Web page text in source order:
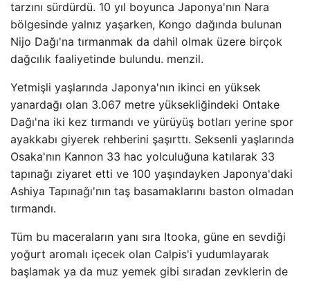
tarzını sürdürdü. 10 yıl boyunca Japonya'nın Nara
bölgesinde yalnız yaşarken, Kongo dağında bulunan
Nijo Dağı'na tırmanmak da dahil olmak üzere birçok
dağcılık faaliyetinde bulundu. menzil.
Yetmişli yaşlarında Japonya'nın ikinci en yüksek
yanardağı olan 3.067 metre yüksekliğindeki Ontake
Dağı'na iki kez tırmandı ve yürüyüş botları yerine spor
ayakkabı giyerek rehberini şaşırttı. Seksenli yaşlarında
Osaka'nın Kannon 33 hac yolculuğuna katılarak 33
tapınağı ziyaret etti ve 100 yaşındayken Japonya'daki
Ashiya Tapınağı'nın taş basamaklarını baston olmadan
tırmandı.
Tüm bu maceraların yanı sıra Itooka, güne en sevdiği
yoğurt aromalı içecek olan Calpis'i yudumlayarak
başlamak ya da muz yemek gibi sıradan zevklerin de